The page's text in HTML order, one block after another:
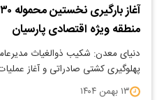
منطقه ویژه اقتصادی پارسیان
دنیای معدن: شکیب ذوالغیاث
پهلوگیری کشتی صادراتی و آغاز عملیات
۱۳ بهمن ۱۴۰۴